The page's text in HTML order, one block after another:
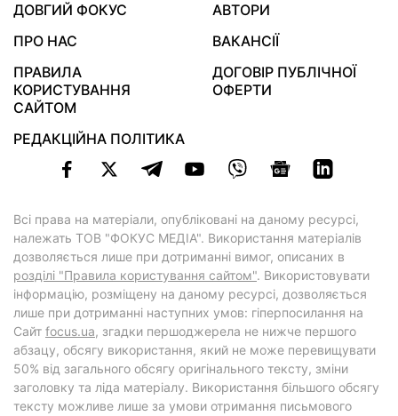
ДОВГИЙ ФОКУС
АВТОРИ
ПРО НАС
ВАКАНСІЇ
ПРАВИЛА
КОРИСТУВАННЯ
САЙТОМ
ДОГОВІР ПУБЛІЧНОЇ
ОФЕРТИ
РЕДАКЦІЙНА ПОЛІТИКА
Всі права на матеріали, опубліковані на даному ресурсі,
належать ТОВ "ФОКУС МЕДІА". Використання матеріалів
дозволяється лише при дотриманні вимог, описаних в
розділі "Правила користування сайтом". Використовувати
інформацію, розміщену на даному ресурсі, дозволяється
лише при дотриманні наступних умов: гіперпосилання на
Cайт focus.ua, згадки першоджерела не нижче першого
абзацу, обсягу використання, який не може перевищувати
50% від загального обсягу оригінального тексту, зміни
заголовку та ліда матеріалу. Використання більшого обсягу
тексту можливе лише за умови отримання письмового